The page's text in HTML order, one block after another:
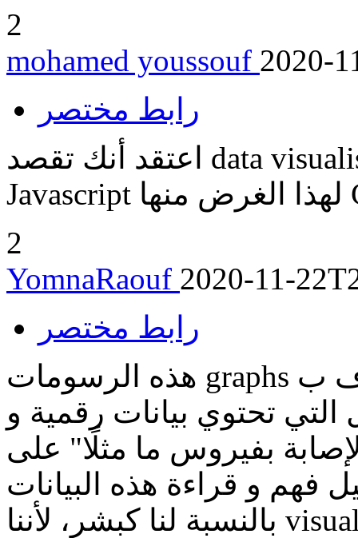
2
mohamed youssouf 2020-
رابط مختصر
اعتقد أنك تقصد data visualisation. هناك عدة مكتبات
2
YomnaRaouf 2020-11-
رابط مختصر
هذه الرسومات graphs تُعرف ب data visualizations و هي
تحتوي بيانات رقمية و
بفيروس ما مثلًا" على
فهم و قراءة هذه البيانات
بالنسبة لنا كبشر، لأننا visual creatures و بطبيعتنا و الرسومات